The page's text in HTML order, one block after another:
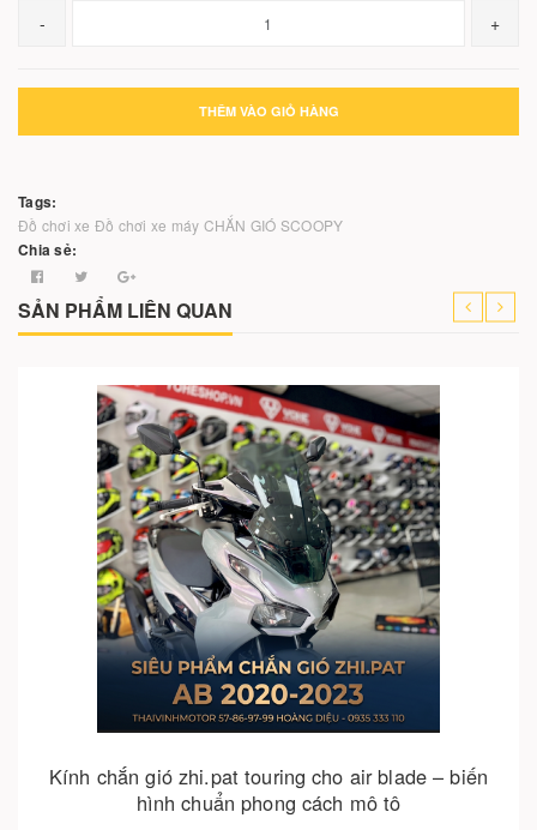
- +
THÊM VÀO GIỎ HÀNG
Tags:
Đồ chơi xe Đồ chơi xe máy CHẮN GIÓ SCOOPY
Chia sẻ:
SẢN PHẨM LIÊN QUAN
Kính chắn gió zhi.pat touring cho air blade – biến
hình chuẩn phong cách mô tô
Cho vào giỏ hàng